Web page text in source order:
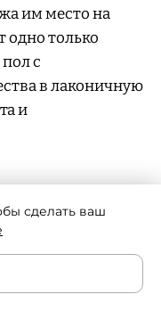
им место на
одно только
с
в лаконичную
и
сделать ваш